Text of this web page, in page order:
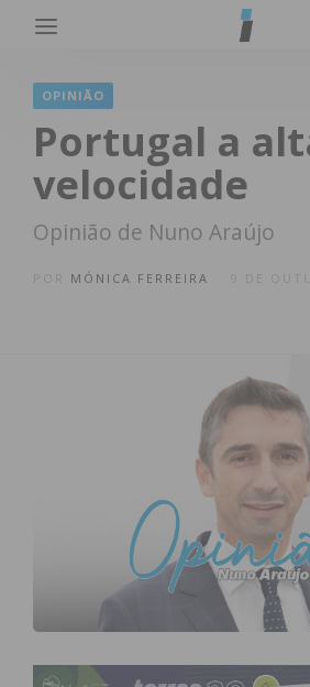
OPINIÃO
Portugal a
velocidade
Opinião de Nuno Araújo
MÓNICA FERREIRA 9 DE